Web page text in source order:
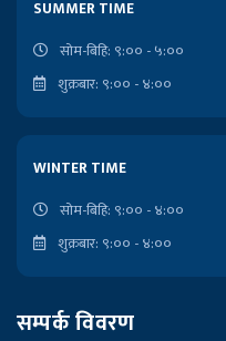
SUMMER TIME
सोम-बिहि: ९:०० - ५:००
शुक्रबार: ९:०० - ४:००
WINTER TIME
सोम-बिहि: ९:०० - ४:००
शुक्रबार: ९:०० - ४:००
सम्पर्क विवरण